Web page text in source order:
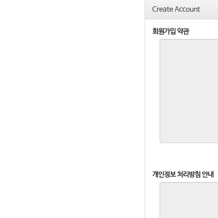
Create Account
회원가입 약관
개인정보 처리방침 안내